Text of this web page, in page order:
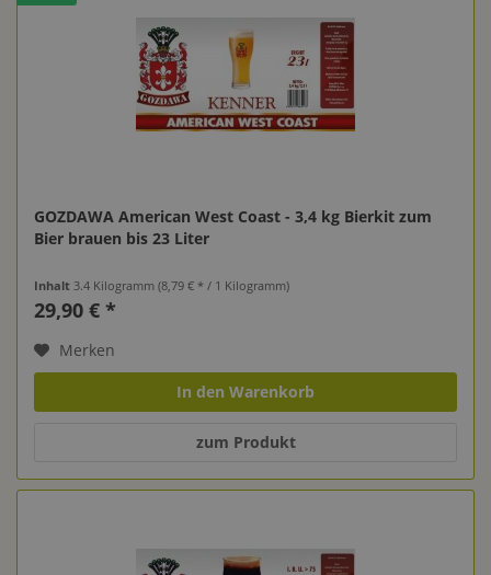
GOZDAWA American West Coast - 3,4 kg Bierkit zum
Bier brauen bis 23 Liter
Inhalt3.4 Kilogramm(8,79 € * / 1 Kilogramm)
29,90 € *
Merken
In den Warenkorb
zum Produkt